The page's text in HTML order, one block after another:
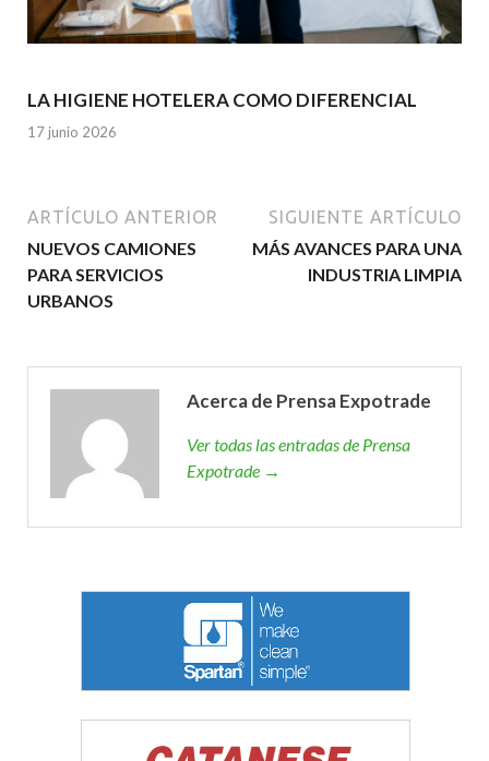
LA HIGIENE HOTELERA COMO DIFERENCIAL
17 junio 2026
ARTÍCULO ANTERIOR
NUEVOS CAMIONES
PARA SERVICIOS
URBANOS
SIGUIENTE ARTÍCULO
MÁS AVANCES PARA UNA
INDUSTRIA LIMPIA
Acerca de Prensa Expotrade
Ver todas las entradas de Prensa
Expotrade →